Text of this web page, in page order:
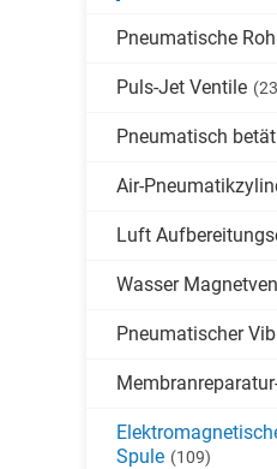
Pneumatische
Puls-Jet Ventile
Pneumatisch
Air-
Luft
Wasser
Pneumatischer
Spule (109)